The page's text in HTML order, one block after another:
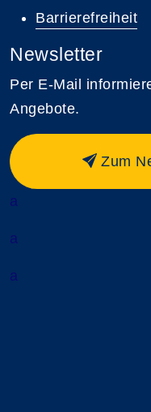
Barrierefreiheit
Newsletter
Per E-Mail
Angebote.
Zum
a
a
a